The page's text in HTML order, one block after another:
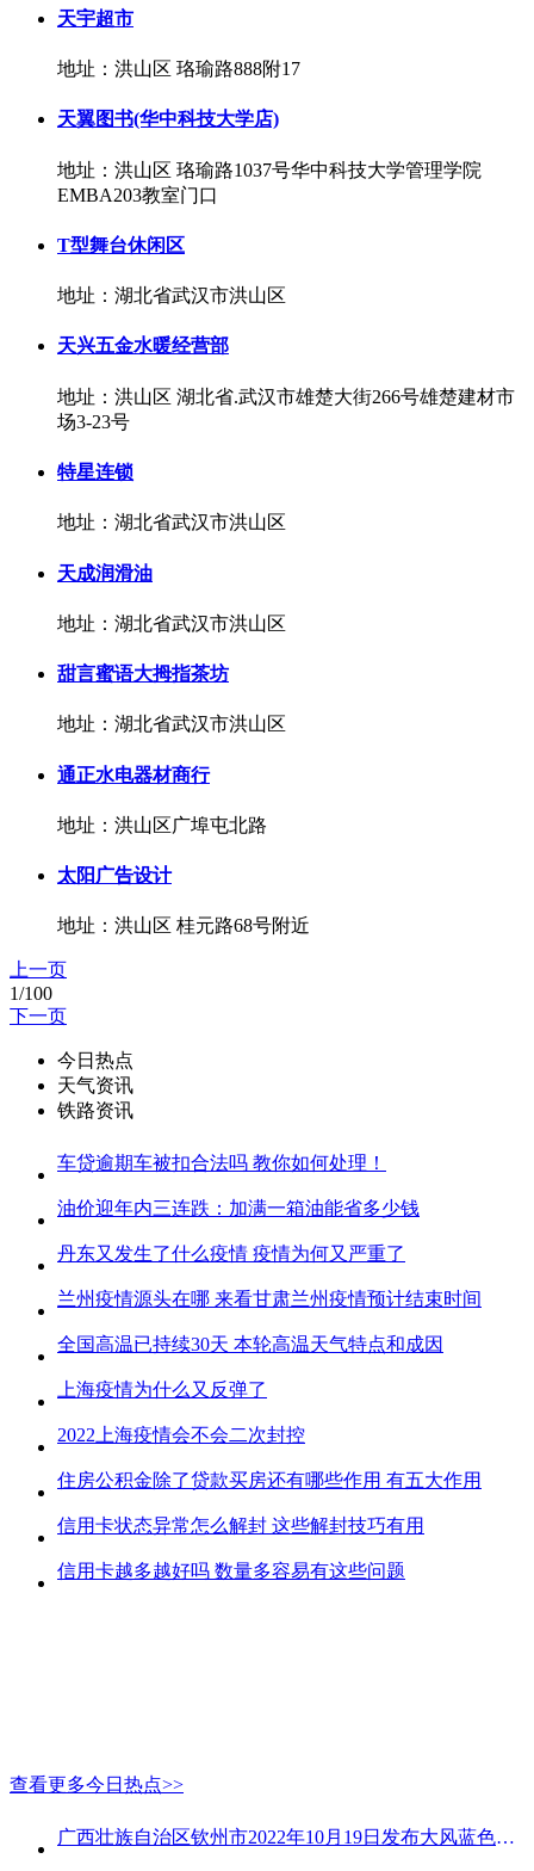
天宇超市
地址：洪山区 珞瑜路888附17
天翼图书(华中科技大学店)
地址：洪山区 珞瑜路1037号华中科技大学管理学院
EMBA203教室门口
T型舞台休闲区
地址：湖北省武汉市洪山区
天兴五金水暖经营部
地址：洪山区 湖北省.武汉市雄楚大街266号雄楚建材市
场3-23号
特星连锁
地址：湖北省武汉市洪山区
天成润滑油
地址：湖北省武汉市洪山区
甜言蜜语大拇指茶坊
地址：湖北省武汉市洪山区
通正水电器材商行
地址：洪山区广埠屯北路
太阳广告设计
地址：洪山区 桂元路68号附近
上一页
1/100
下一页
今日热点
天气资讯
铁路资讯
车贷逾期车被扣合法吗 教你如何处理！
油价迎年内三连跌：加满一箱油能省多少钱
丹东又发生了什么疫情 疫情为何又严重了
兰州疫情源头在哪 来看甘肃兰州疫情预计结束时间
全国高温已持续30天 本轮高温天气特点和成因
上海疫情为什么又反弹了
2022上海疫情会不会二次封控
住房公积金除了贷款买房还有哪些作用 有五大作用
信用卡状态异常怎么解封 这些解封技巧有用
信用卡越多越好吗 数量多容易有这些问题
查看更多今日热点>>
广西壮族自治区钦州市2022年10月19日发布大风蓝色预警